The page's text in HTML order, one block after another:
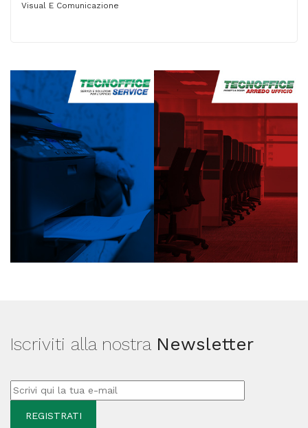
Visual E Comunicazione
Iscriviti alla nostra Newsletter